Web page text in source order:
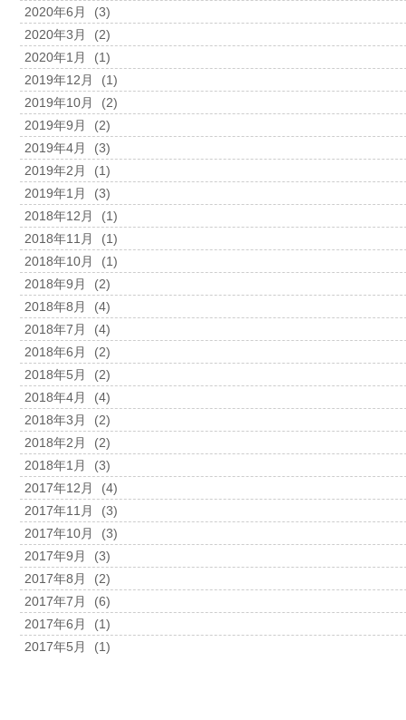
2020年6月
(3)
2020年3月
(2)
2020年1月
(1)
2019年12月
(1)
2019年10月
(2)
2019年9月
(2)
2019年4月
(3)
2019年2月
(1)
2019年1月
(3)
2018年12月
(1)
2018年11月
(1)
2018年10月
(1)
2018年9月
(2)
2018年8月
(4)
2018年7月
(4)
2018年6月
(2)
2018年5月
(2)
2018年4月
(4)
2018年3月
(2)
2018年2月
(2)
2018年1月
(3)
2017年12月
(4)
2017年11月
(3)
2017年10月
(3)
2017年9月
(3)
2017年8月
(2)
2017年7月
(6)
2017年6月
(1)
2017年5月
(1)